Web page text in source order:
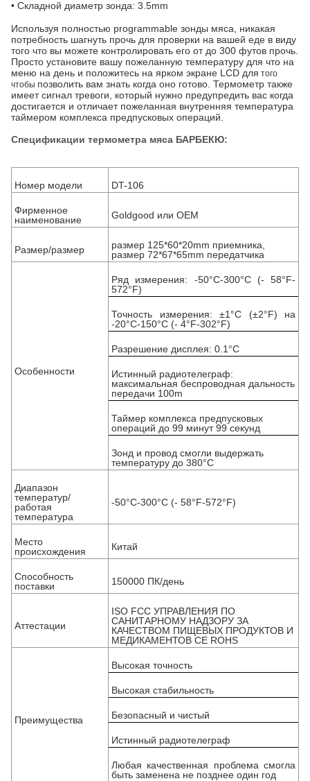
• Складной диаметр зонда: 3.5mm
Используя полностью programmable зонды мяса, никакая
потребность шагнуть прочь для проверки на вашей еде в виду
того что вы можете контролировать его от до 300 футов прочь.
Просто установите вашу пожеланную температуру для что на
меню на день и положитесь на ярком экране LCD для того
чтобы позволить вам знать когда оно готово. Термометр также
имеет сигнал тревоги, который нужно предупредить вас когда
достигается и отличает пожеланная внутренняя температура
таймером комплекса предпусковых операций.
Спецификации термометра мяса БАРБЕКЮ:
Номер модели DT-106
Фирменное
наименование
Goldgood или OEM
Размер/размер
размер 125*60*20mm приемника,
размер 72*67*65mm передатчика
Особенности
Ряд измерения: -50°C-300°C (- 58°F-
572°F)
Точность измерения: ±1°C (±2°F) на
-20°C-150°C (- 4°F-302°F)
Разрешение дисплея: 0.1°C
Истинный радиотелеграф:
максимальная беспроводная дальность
передачи 100m
Таймер комплекса предпусковых
операций до 99 минут 99 секунд
Зонд и провод смогли выдержать
температуру до 380°C
Диапазон
температур/
работая
температура
-50°C-300°C (- 58°F-572°F)
Место
происхождения
Китай
Способность
поставки
150000 ПК/день
Аттестации
ISO FCC УПРАВЛЕНИЯ ПО
САНИТАРНОМУ НАДЗОРУ ЗА
КАЧЕСТВОМ ПИЩЕВЫХ ПРОДУКТОВ И
МЕДИКАМЕНТОВ CE ROHS
Преимущества
Высокая точность
Высокая стабильность
Безопасный и чистый
Истинный радиотелеграф
Любая качественная проблема смогла
быть заменена не позднее один год